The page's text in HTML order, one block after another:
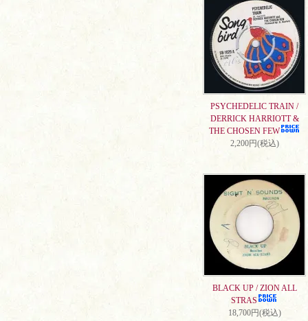
PSYCHEDELIC TRAIN /
DERRICK HARRIOTT &
THE CHOSEN FEW
2,200円(税込)
BLACK UP / ZION ALL
STRAS
18,700円(税込)